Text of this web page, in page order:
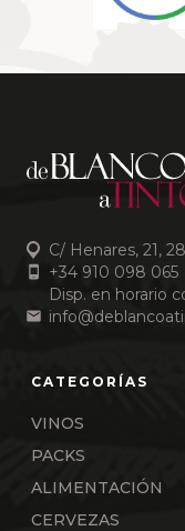
C/ Henares, 21,
+34 910 098 065
Disp. en horario
VINOS
PACKS
ALIMENTACIÓN
CERVEZAS